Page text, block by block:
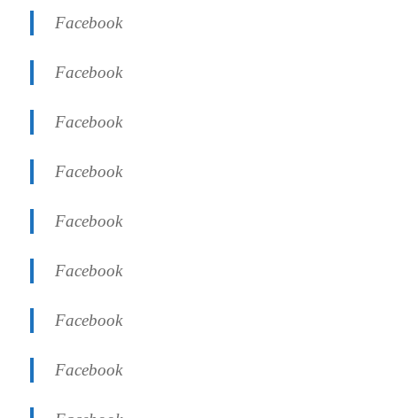
Facebook
Facebook
Facebook
Facebook
Facebook
Facebook
Facebook
Facebook